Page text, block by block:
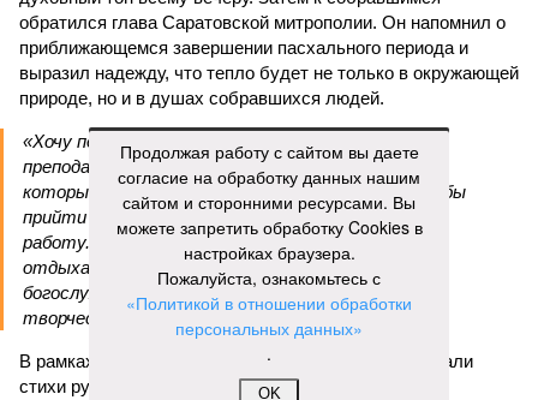
обратился глава Саратовской митрополии. Он напомнил о
приближающемся завершении пасхального периода и
выразил надежду, что тепло будет не только в окружающей
природе, но и в душах собравшихся людей.
«Хочу поблагодарить всех родителей,
преподавателей, наставников, самих учащихся,
которые свои выходные дни тратят на то, чтобы
прийти в храм, чтобы продолжать внеклассную
работу. Большинство учеников в выходные
отдыхают, а эти ребята идут в церковь на
богослужение, занимаются музыкой и другим
творчеством», – заявил митрополит Игнатий.
В рамках концертной программы со сцены прозвучали
стихи русских поэтов:
Николая Гумилева
Продолжая работу с сайтом вы даете
согласие на обработку данных нашим
сайтом и сторонними ресурсами. Вы
можете запретить обработку Cookies в
настройках браузера.
Пожалуйста, ознакомьтесь с
«Политикой в отношении обработки
персональных данных»
.
OK